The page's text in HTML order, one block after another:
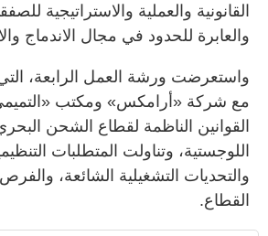
القانونية والعملية والاستراتيجية
والعابرة للحدود في مجال الاندماج
واستعرضت ورشة العمل الرابعة،
مع شركة «أرامكس» ومكتب
القوانين الناظمة لقطاع الشحن
اللوجستية، وتناولت المتطلبات
والتحديات التشغيلية الشائعة،
القطاع.